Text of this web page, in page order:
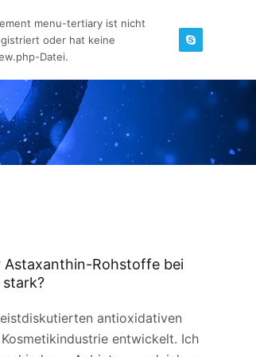
menu-tertiary ist nicht
oder hat keine
Datei.
Astaxanthin-Rohstoffe bei
antioxidativen
entwickelt. Ich